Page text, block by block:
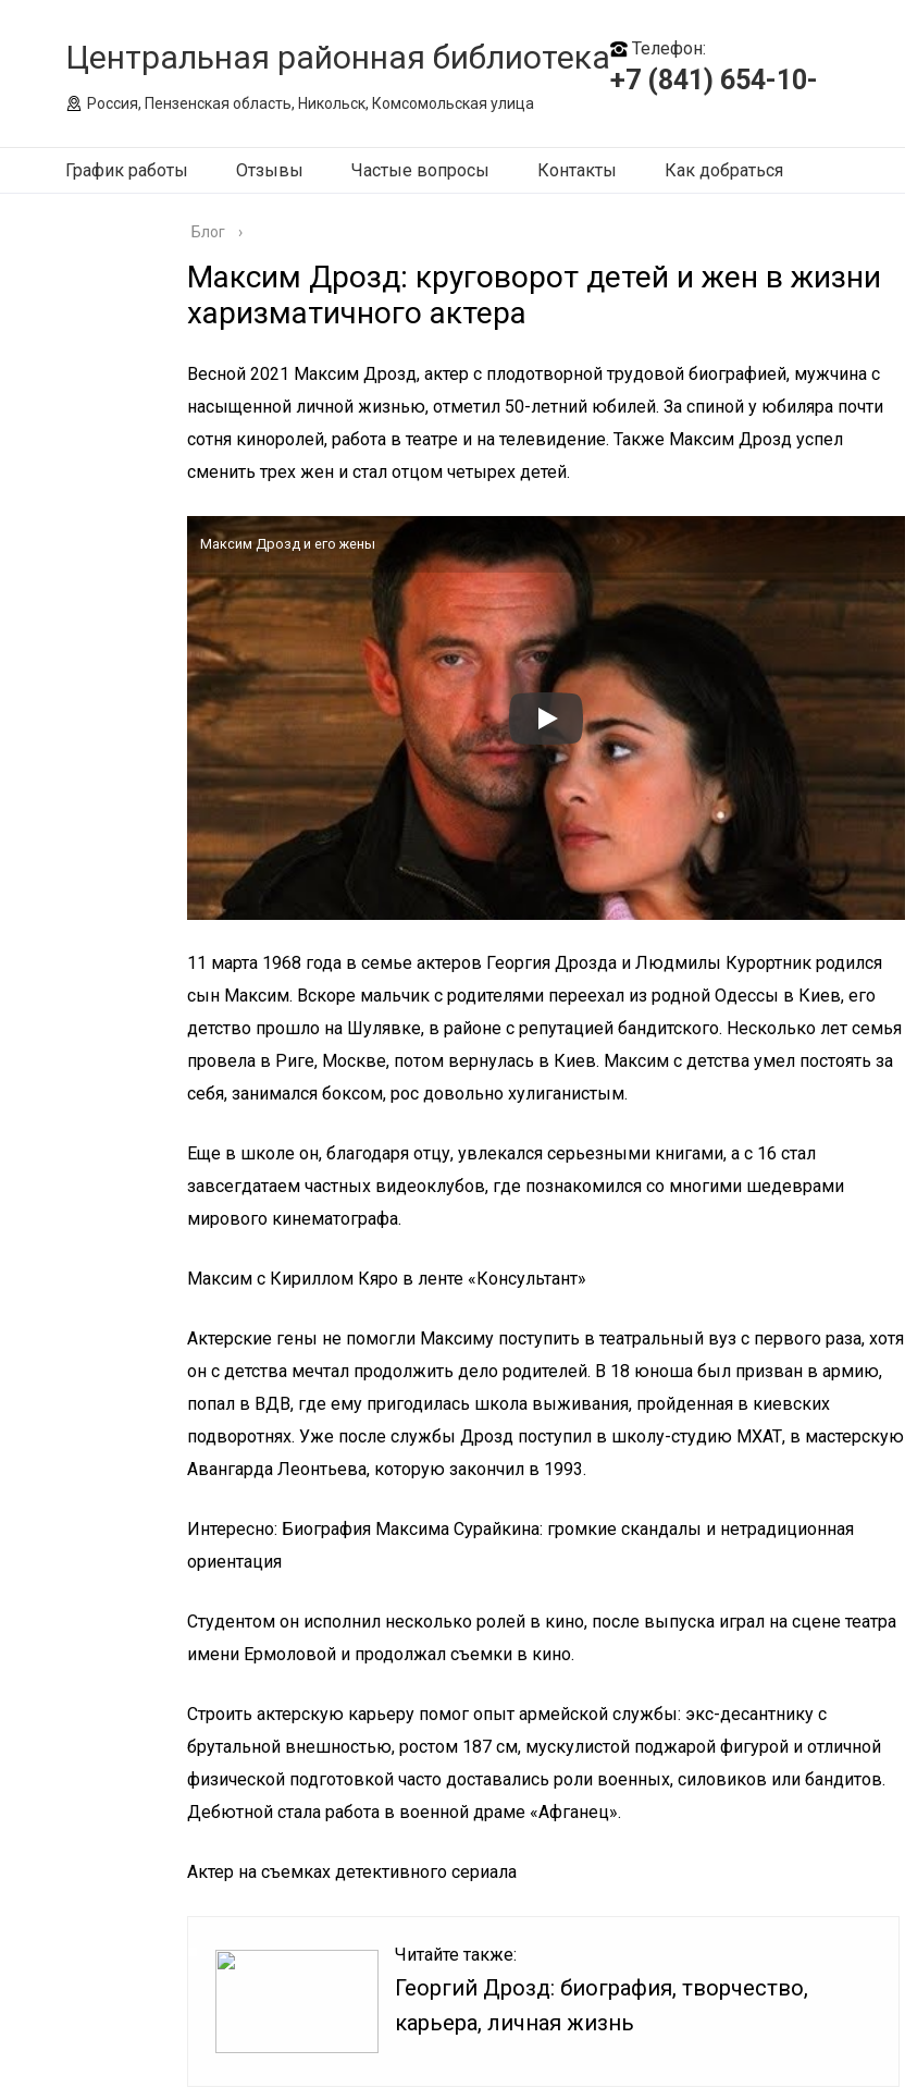
Центральная районная библиотека
Россия, Пензенская область, Никольск, Комсомольская улица
Телефон:
+7 (841) 654-10-
График работы Отзывы Частые вопросы Контакты Как добраться
Блог ›
Максим Дрозд: круговорот детей и жен в жизни
харизматичного актера
Весной 2021 Максим Дрозд, актер с плодотворной трудовой биографией, мужчина с
насыщенной личной жизнью, отметил 50-летний юбилей. За спиной у юбиляра почти
сотня киноролей, работа в театре и на телевидение. Также Максим Дрозд успел
сменить трех жен и стал отцом четырех детей.
Максим Дрозд и его жены
11 марта 1968 года в семье актеров Георгия Дрозда и Людмилы Курортник родился
сын Максим. Вскоре мальчик с родителями переехал из родной Одессы в Киев, его
детство прошло на Шулявке, в районе с репутацией бандитского. Несколько лет семья
провела в Риге, Москве, потом вернулась в Киев. Максим с детства умел постоять за
себя, занимался боксом, рос довольно хулиганистым.
Еще в школе он, благодаря отцу, увлекался серьезными книгами, а с 16 стал
завсегдатаем частных видеоклубов, где познакомился со многими шедеврами
мирового кинематографа.
Максим с Кириллом Кяро в ленте «Консультант»
Актерские гены не помогли Максиму поступить в театральный вуз с первого раза, хотя
он с детства мечтал продолжить дело родителей. В 18 юноша был призван в армию,
попал в ВДВ, где ему пригодилась школа выживания, пройденная в киевских
подворотнях. Уже после службы Дрозд поступил в школу-студию МХАТ, в мастерскую
Авангарда Леонтьева, которую закончил в 1993.
Интересно: Биография Максима Сурайкина: громкие скандалы и нетрадиционная
ориентация
Студентом он исполнил несколько ролей в кино, после выпуска играл на сцене театра
имени Ермоловой и продолжал съемки в кино.
Строить актерскую карьеру помог опыт армейской службы: экс-десантнику с
брутальной внешностью, ростом 187 см, мускулистой поджарой фигурой и отличной
физической подготовкой часто доставались роли военных, силовиков или бандитов.
Дебютной стала работа в военной драме «Афганец».
Актер на съемках детективного сериала
Читайте также:
Георгий Дрозд: биография, творчество,
карьера, личная жизнь